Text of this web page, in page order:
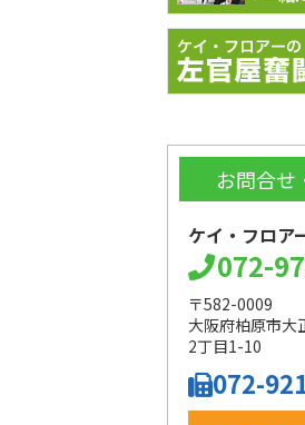
お問合せ
ケイ・フロア
072-
〒582-0009
大阪府柏原市大
2丁目1-10
072-